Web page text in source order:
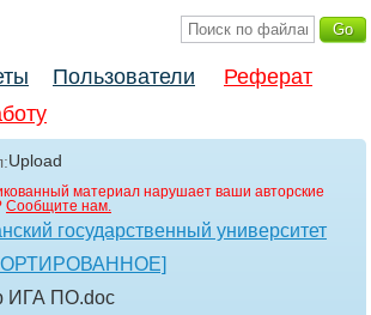
Пользователи
Реферат
Upload
материал нарушает ваши авторские
Сообщите нам.
государственный университет
ИГА ПО.doc